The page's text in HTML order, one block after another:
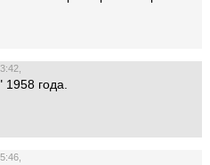
года.